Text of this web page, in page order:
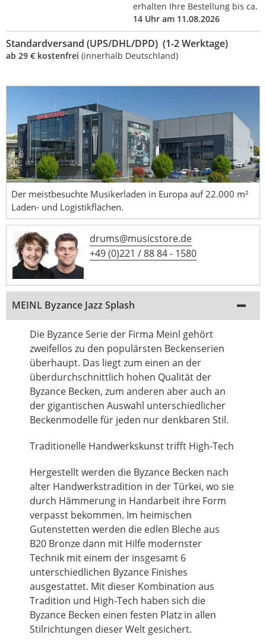
erhalten Ihre Bestellung bis ca.
14 Uhr am 11.08.2026
Standardversand (UPS/DHL/DPD) (1-2 Werktage)
ab 29 € kostenfrei (innerhalb Deutschland)
Der meistbesuchte Musikerladen in Europa auf 22.000 m²
Laden- und Logistikflächen.
drums@musicstore.de
+49 (0)221 / 88 84 - 1580
MEINL Byzance Jazz Splash
Die Byzance Serie der Firma Meinl gehört
zweifellos zu den populärsten Beckenserien
überhaupt. Das liegt zum einen an der
überdurchschnittlich hohen Qualität der
Byzance Becken, zum anderen aber auch an
der gigantischen Auswahl unterschiedlicher
Beckenmodelle für jeden nur denkbaren Stil.
Traditionelle Handwerkskunst trifft High-Tech
Hergestellt werden die Byzance Becken nach
alter Handwerkstradition in der Türkei, wo sie
durch Hämmerung in Handarbeit ihre Form
verpasst bekommen. Im heimischen
Gutenstetten werden die edlen Bleche aus
B20 Bronze dann mit Hilfe modernster
Technik mit einem der insgesamt 6
unterschiedlichen Byzance Finishes
ausgestattet. Mit dieser Kombination aus
Tradition und High-Tech haben sich die
Byzance Becken einen festen Platz in allen
Stilrichtungen dieser Welt gesichert.